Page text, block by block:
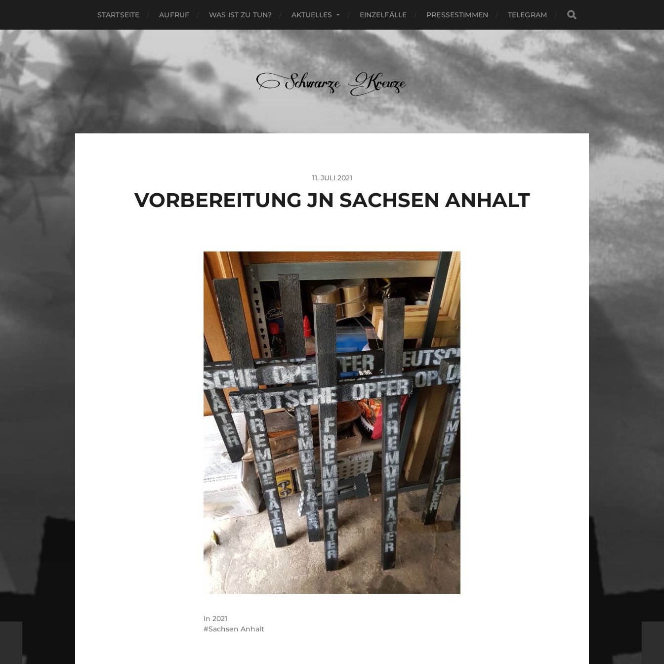
STARTSEITE AUFRUF WAS IST ZU TUN? AKTUELLES EINZELFÄLLE PRESSESTIMMEN TELEGRAM
11. JULI 2021
VORBEREITUNG JN SACHSEN ANHALT
In 2021
Sachsen Anhalt